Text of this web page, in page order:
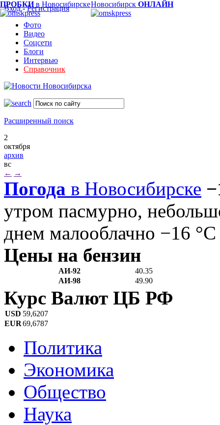
Вход-Регистрация
Фото
Видео
Соцсети
Блоги
Интервью
Справочник
Расширенный поиск
2
октября
архив
вс
← →
Погода в Новосибирске
утром пасмурно,
днем малооблачно −16 °C
Цены на бензин
АИ-92
40.35
АИ-98
49.90
ПРОБКИв НовосибирскеНовосибирск ОНЛАЙН
Курс Валют ЦБ РФ
USD 59,6207
EUR69,6787
Политика
Экономика
Общество
Наука